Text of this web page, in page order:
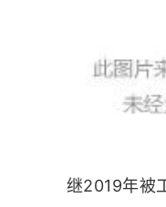
继2019年被